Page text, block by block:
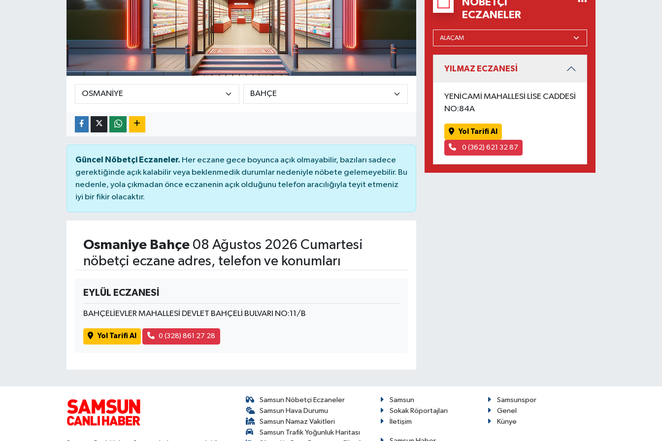
Güncel Nöbetçi Eczaneler. Her eczane gece boyunca açık olmayabilir, bazıları sadece
gerektiğinde açık kalabilir veya beklenmedik durumlar nedeniyle nöbete gelemeyebilir. Bu
nedenle, yola çıkmadan önce eczanenin açık olduğunu telefon aracılığıyla teyit etmeniz
iyi bir fikir olacaktır.
Osmaniye Bahçe08 Ağustos 2026 Cumartesi
nöbetçi eczane adres, telefon ve konumları
EYLÜL ECZANESİ
BAHÇELİEVLER MAHALLESİ DEVLET BAHÇELİ BULVARI NO:11/B
Yol Tarifi Al 0 (328) 861 27 28
ECZANELER
YILMAZ ECZANESİ
YENİCAMİ MAHALLESİ LİSE CADDESİ
NO:84A
Yol Tarifi Al
0 (362) 621 32 87
Samsun Nöbetçi Eczaneler
Samsun Hava Durumu
Samsun Namaz Vakitleri
Samsun Trafik Yoğunluk Haritası
Samsun
Samsunspor
Sokak Röportajları
Genel
İletişim
Künye